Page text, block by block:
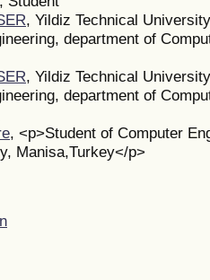
, Yildiz Technical
department of
, Yildiz Technical
department of
, <p>Student of Computer
Manisa,Turkey</p>